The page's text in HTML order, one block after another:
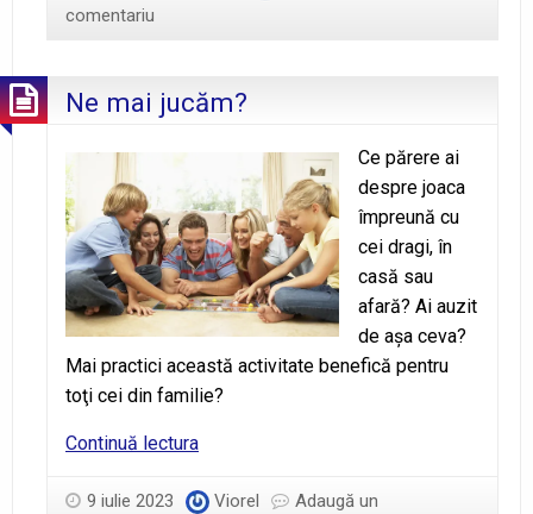
comentariu
Ne mai jucăm?
Ce părere ai
despre joaca
împreună cu
cei dragi, în
casă sau
afară? Ai auzit
de aşa ceva?
Mai practici această activitate benefică pentru
toţi cei din familie?
Continuă lecturaNe
jucăm?
9 iulie 2023 Viorel
Adaugă un